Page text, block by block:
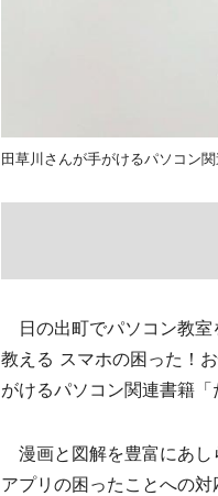
田草川さんが手がけるパソコン
日の出町でパソコン教室
教える スマホの困った！
がけるパソコン関連書籍
漫画と図解を豊富にあし
アプリの困ったことへの対